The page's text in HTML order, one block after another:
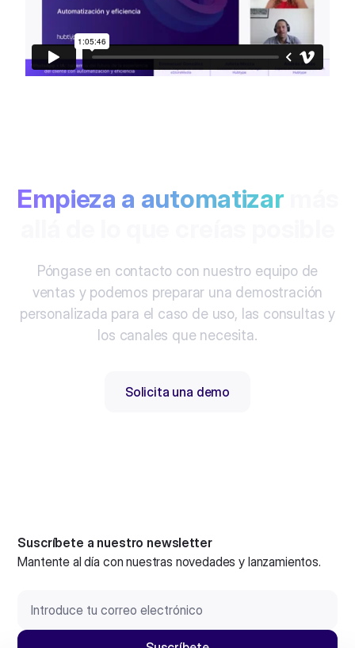
Empieza a automatizar
Póngase en contacto con nuestro equipo de
ventas y podemos preparar una demostración
personalizada para el caso de uso, las consultas y
los canales que necesita.
Solicita una demo
Suscríbete a nuestro newsletter
Mantente al día con nuestras novedades y lanzamientos.